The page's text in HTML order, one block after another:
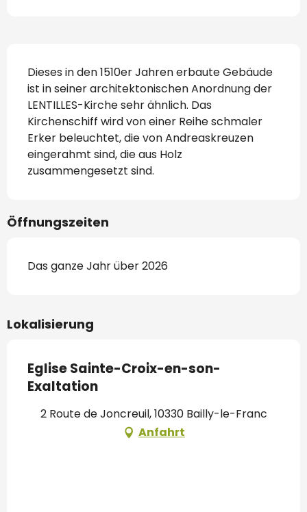
Dieses in den 1510er Jahren erbaute Gebäude
ist in seiner architektonischen Anordnung der
LENTILLES-Kirche sehr ähnlich. Das
Kirchenschiff wird von einer Reihe schmaler
Erker beleuchtet, die von Andreaskreuzen
eingerahmt sind, die aus Holz
zusammengesetzt sind.
Öffnungszeiten
Das ganze Jahr über 2026
Lokalisierung
Eglise Sainte-Croix-en-son-
Exaltation
2 Route de Joncreuil, 10330 Bailly-le-Franc
Anfahrt